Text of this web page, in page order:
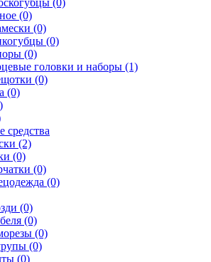
(0)
(0)
(0)
(0)
(0)
головки и наборы (1)
(0)
(0)
средства
(2)
(0)
(0)
(0)
(0)
(0)
(0)
(0)
(0)